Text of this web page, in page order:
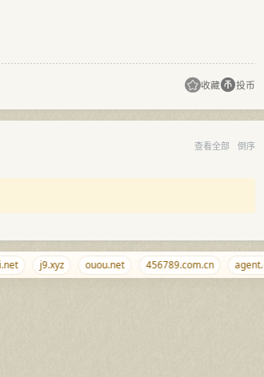
收藏 投币
查看全部 倒序
j9.xyz ouou.net 456789.com.cn agent.cm